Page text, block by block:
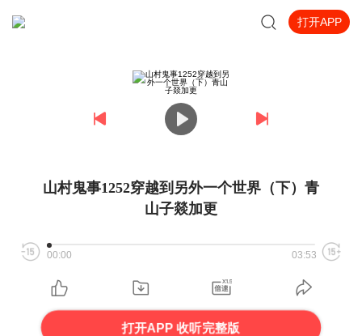
打开APP
山村鬼事1252穿越到另外一个世界（下）青
山子燚加更
00:00 03:53
打开APP 收听完整版